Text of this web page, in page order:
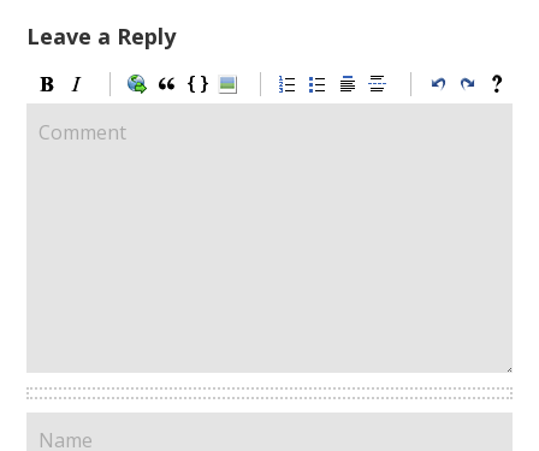
Leave a Reply